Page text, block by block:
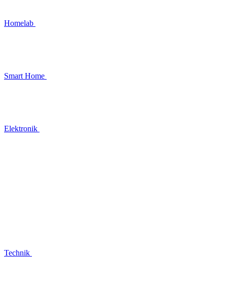
Homelab
Smart Home
Elektronik
Technik